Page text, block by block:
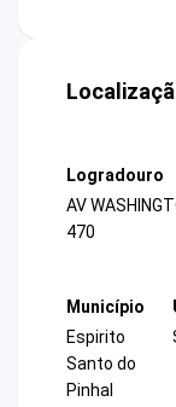
Logradouro
AV
470
Município
Espirito
Santo do
Pinhal